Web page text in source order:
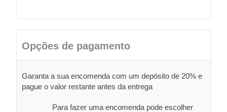
Opções de pagamento
Garanta a sua encomenda com um depósito de 20% e
pague o valor restante antes da entrega
Para fazer uma encomenda pode escolher